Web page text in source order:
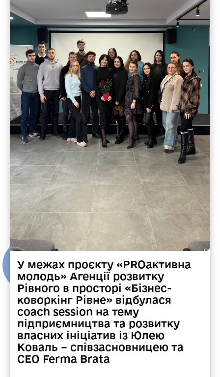
У межах проєкту «PROактивна
молодь» Агенції розвитку
Рівного в просторі «Бізнес-
коворкінг Рівне» відбулася
coach session на тему
підприємництва та розвитку
власних ініціатив із Юлею
Коваль – співзасновницею та
СЕО Ferma Brata